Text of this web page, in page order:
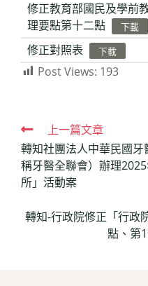
修正教育部國民及學前
理要點第十二點
下載
修正對照表 下載
Post Views: 193
Read
more
articles
上一篇文章
轉知社團法人中華民國
稱牙醫全聯會）辦理
所」活動案
轉知-行政院修正「行政
點、第